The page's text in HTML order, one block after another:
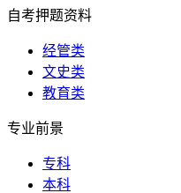
自考押题资料
经管类
文史类
教育类
专业前景
专科
本科